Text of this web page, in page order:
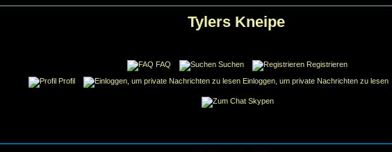
Tylers Kneipe
FAQ Suchen
Registrieren
Profil
Einloggen, um private Nachrichten zu lesen
Skypen